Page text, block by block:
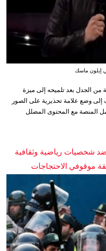
إيلون ماسك
من الجدل بعد تلميحه إلى ميزة
وضع علامة تحذيرية على الصور
المنصة مع المحتوى المضلل
ضد شخصيات رياضية وثقافية
موقوفي الاحتجاجات